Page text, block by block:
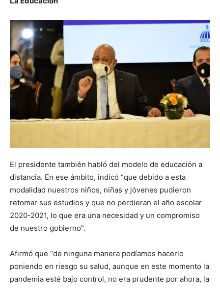
El presidente también habló del modelo de educación a
distancia. En ese ámbito, indicó “que debido a esta
modalidad nuestros niños, niñas y jóvenes pudieron
retomar sus estudios y que no perdieran el año escolar
2020-2021, lo que era una necesidad y un compromiso
de nuestro gobierno”.
Afirmó que “de ninguna manera podíamos hacerlo
poniendo en riesgo su salud, aunque en este momento la
pandemia esté bajo control, no era prudente por ahora, la